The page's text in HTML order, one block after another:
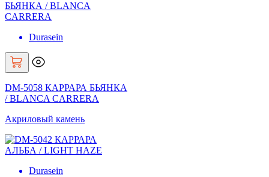
Durasein
DM-5058 КАРРАРА БЬЯНКА
/ BLANCA CARRERA
Акриловый камень
Durasein